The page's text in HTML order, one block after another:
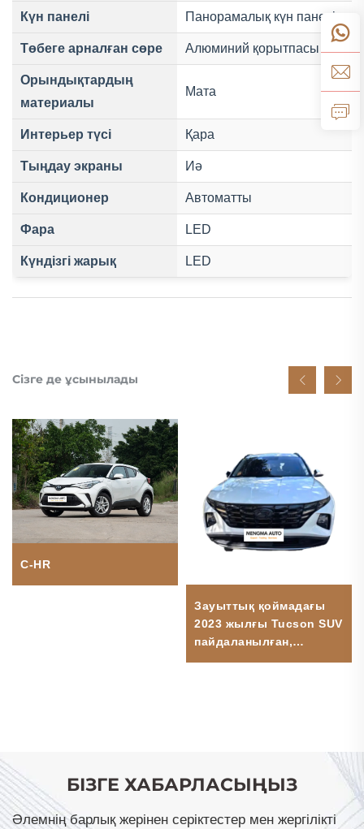
Күн панелі Панорамалық күн панелі
Төбеге арналған сөре Алюминий қорытпасы
Орындықтардың
материалы
Мата
Интерьер түсі Қара
Тыңдау экраны Иә
Кондиционер Автоматты
Фара LED
Күндізгі жарық LED
Сізге де ұсынылады
C-HR
Зауыттық қоймадағы
2023 жылғы Tucson SUV
пайдаланылған,
БІЗГЕ ХАБАРЛАСЫҢЫЗ
Әлемнің барлық жерінен серіктестер мен жергілікті